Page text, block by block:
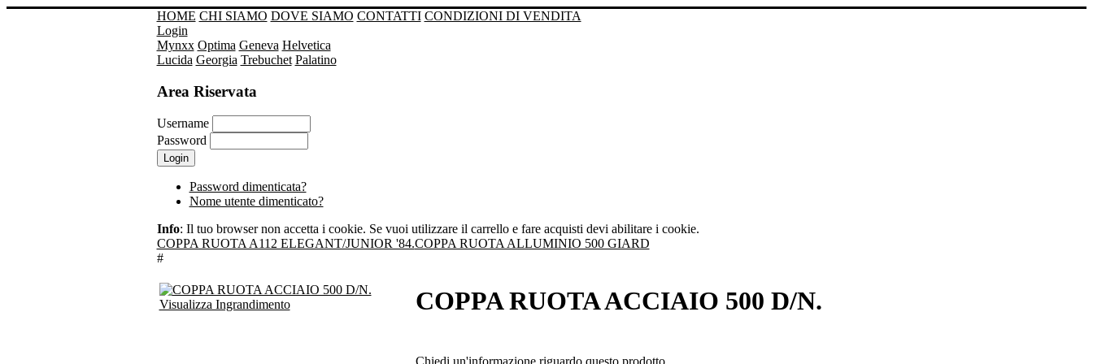
HOME CHI SIAMO DOVE SIAMO CONTATTI CONDIZIONI DI VENDITA
Login
Mynxx Optima Geneva Helvetica
Lucida Georgia Trebuchet Palatino
Area Riservata
Username
Password
Password dimenticata?
Nome utente dimenticato?
Info: Il tuo browser non accetta i cookie. Se vuoi utilizzare il carrello e fare acquisti devi abilitare i cookie.
COPPA RUOTA A112 ELEGANT/JUNIOR '84.COPPA RUOTA ALLUMINIO 500 GIARD
#
Visualizza Ingrandimento COPPA RUOTA ACCIAIO 500 D/N.